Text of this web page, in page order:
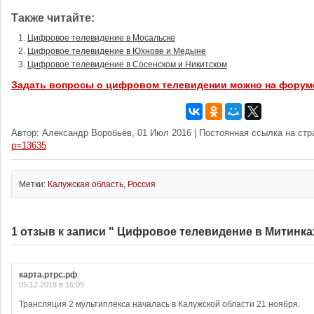
Также читайте:
Цифровое телевидение в Мосальске
Цифровое телевидение в Юхнове и Медыне
Цифровое телевидение в Сосенском и Никитском
Задать вопросы о цифровом телевидении можно на
Автор: Александр Воробьёв, 01 Июл 2016 | Постоянная ссылка на
p=13635
Метки: Калужская область, Россия
1 отзыв к записи " Цифровое телевидение в
карта.ртрс.рф:
05.12.2018 в 16:09
Трансляция 2 мультиплекса началась в Калужской области 21 ноября.